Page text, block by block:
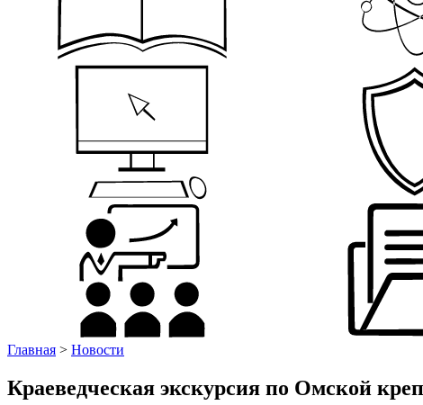
Главная > Новости
Краеведческая экскурсия по Омской